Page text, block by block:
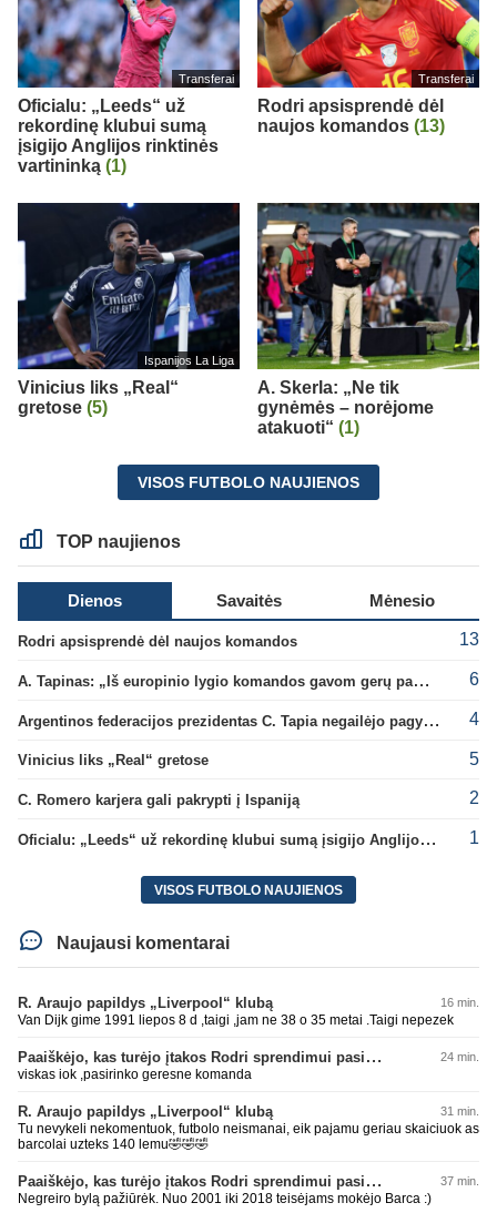
Transferai
Oficialu: „Leeds“ už
rekordinę klubui sumą
įsigijo Anglijos rinktinės
vartininką (1)
Transferai
Rodri apsisprendė dėl
naujos komandos (13)
Ispanijos La Liga
Vinicius liks „Real“
gretose (5)
A. Skerla: „Ne tik
gynėmės – norėjome
atakuoti“ (1)
VISOS FUTBOLO NAUJIENOS
TOP naujienos
Dienos Savaitės Mėnesio
Rodri apsisprendė dėl naujos komandos 13
A. Tapinas: „Iš europinio lygio komandos gavom gerų pamokų“ 6
Argentinos federacijos prezidentas C. Tapia negailėjo pagyrų G. Infantino 4
Vinicius liks „Real“ gretose 5
C. Romero karjera gali pakrypti į Ispaniją 2
Oficialu: „Leeds“ už rekordinę klubui sumą įsigijo Anglijos rinktinės vartininką 1
VISOS FUTBOLO NAUJIENOS
Naujausi komentarai
R. Araujo papildys „Liverpool“ klubą 16 min.
Van Dijk gime 1991 liepos 8 d ,taigi ,jam ne 38 o 35 metai .Taigi nepezek
Paaiškėjo, kas turėjo įtakos Rodri sprendimui pasirinkti Barselonos pusę 24 min.
viskas iok ,pasirinko geresne komanda
R. Araujo papildys „Liverpool“ klubą 31 min.
Tu nevykeli nekomentuok, futbolo neismanai, eik pajamu geriau skaiciuok as
barcolai uzteks 140 lemu🤣🤣🤣
Paaiškėjo, kas turėjo įtakos Rodri sprendimui pasirinkti Barselonos pusę 37 min.
Negreiro bylą pažiūrėk. Nuo 2001 iki 2018 teisėjams mokėjo Barca :)